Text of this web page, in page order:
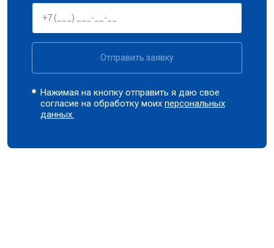
Отправить заявку
Нажимая на кнопку отправить я даю свое
согласие на обработку моихперсональных
данных.